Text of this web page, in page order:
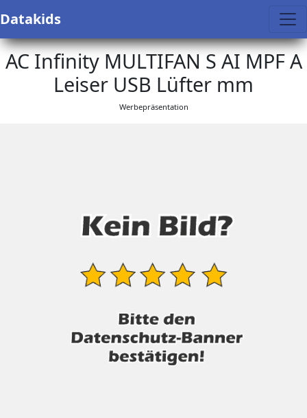
Datakids
AC Infinity MULTIFAN S AI MPF A
Leiser USB Lüfter mm
Werbepräsentation